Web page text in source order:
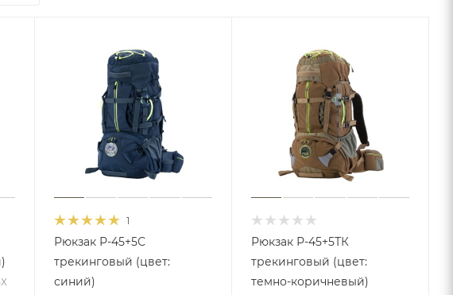
1
Рюкзак Р-45+5С
трекинговый (цвет:
синий)
Рюкзак Р-45+5ТК
трекинговый (цвет:
темно-коричневый)